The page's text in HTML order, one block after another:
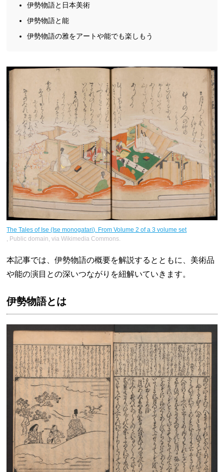
伊勢物語と日本美術
伊勢物語と能
伊勢物語の雅をアートや能でも楽しもう
The Tales of Ise (Ise monogatari). From Volume 2 of a 3 volume set
, Public domain, via Wikimedia Commons.
本記事では、伊勢物語の概要を解説するとともに、美術品
や能の演目との深いつながりを紐解いていきます。
伊勢物語とは